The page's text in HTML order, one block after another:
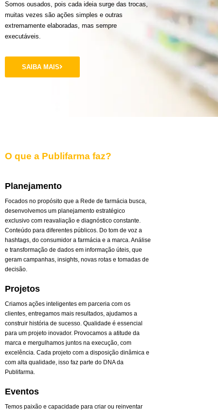
Somos ousados, pois cada ideia surge das trocas,
muitas vezes são ações simples e outras
extremamente elaboradas, mas sempre
executáveis.
SAIBA MAIS
O que a Publifarma faz?
Planejamento
Focados no propósito que a Rede de farmácia busca,
desenvolvemos um planejamento estratégico
exclusivo com reavaliação e diagnóstico constante.
Conteúdo para diferentes públicos. Do tom de voz a
hashtags, do consumidor a farmácia e a marca. Análise
e transformação de dados em informação úteis, que
geram campanhas, insights, novas rotas e tomadas de
decisão.
Projetos
Criamos ações inteligentes em parceria com os
clientes, entregamos mais resultados, ajudamos a
construir história de sucesso. Qualidade é essencial
para um projeto inovador. Provocamos a atitude da
marca e mergulhamos juntos na execução, com
excelência. Cada projeto com a disposição dinâmica e
com alta qualidade, isso faz parte do DNA da
Publifarma.
Eventos
Temos paixão e capacidade para criar ou reinventar